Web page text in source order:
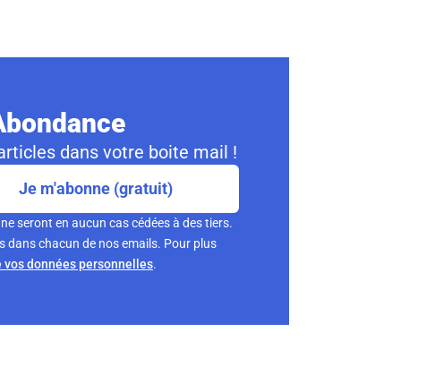
dans votre boite mail !
Je m'abonne (gratuit)
seront en aucun cas cédées à des tiers.
dans chacun de nos emails. Pour plus
données personnelles.